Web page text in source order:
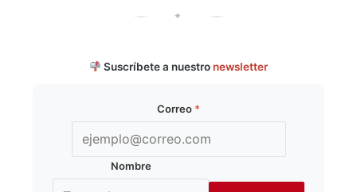
✦
Suscríbete a nuestro newsletter
Correo *
Nombre